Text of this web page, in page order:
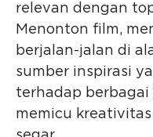
relevan dengan
Menonton film,
berjalan-jalan di
sumber inspirasi
terhadap
memicu